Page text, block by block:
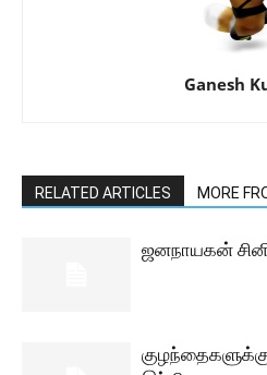
Ganesh
RELATED ARTICLES MORE
ஜனநாயகன்